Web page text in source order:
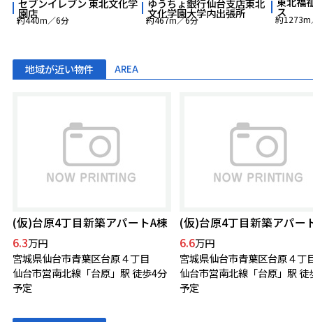
園店
約440m／6分
文化学園大学内出張所
約467m／6分
ス
約1273m
地域が近い物件 AREA
(仮)台原4丁目新築アパートA棟
6.3万円
宮城県仙台市青葉区台原４丁目
仙台市営南北線「台原」駅 徒歩4分
予定
(仮)台原4丁目新築アパー
6.6万円
宮城県仙台市青葉区台原４丁
仙台市営南北線「台原」駅 徒
予定